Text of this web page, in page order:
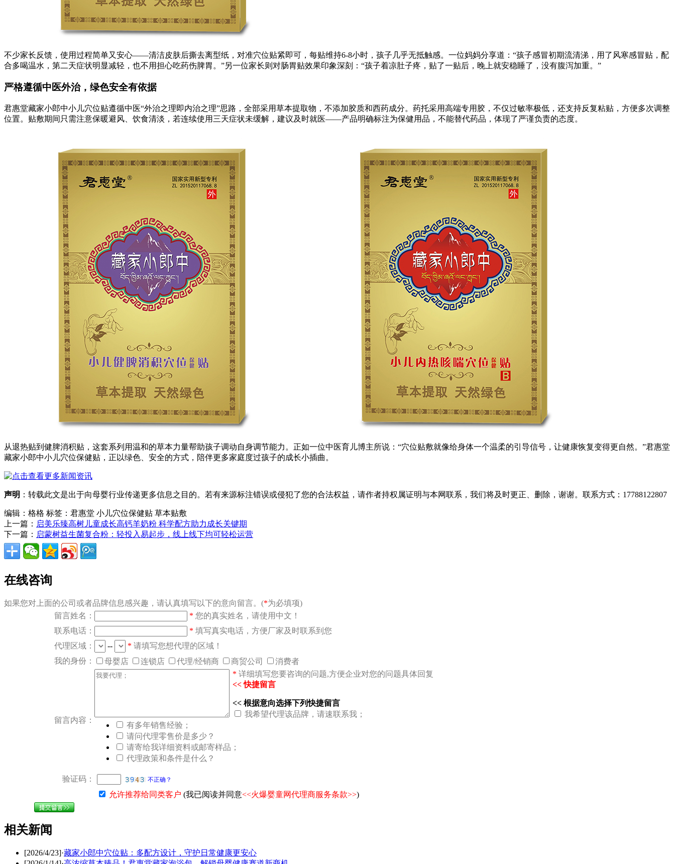
不少家长反馈，使用过程简单又安心——清洁皮肤后撕去离型纸，对准穴位贴紧即可，每贴维持6-8小时，孩子几乎无抵触感。一位妈妈分享道：“孩子感冒初期流清涕，用了风寒感冒贴，配
合多喝温水，第二天症状明显减轻，也不用担心吃药伤脾胃。”另一位家长则对肠胃贴效果印象深刻：“孩子着凉肚子疼，贴了一贴后，晚上就安稳睡了，没有腹泻加重。”
严格遵循中医外治，绿色安全有依据
君惠堂藏家小郎中小儿穴位贴遵循中医“外治之理即内治之理”思路，全部采用草本提取物，不添加胶质和西药成分。药托采用高端专用胶，不仅过敏率极低，还支持反复粘贴，方便多次调整
位置。贴敷期间只需注意保暖避风、饮食清淡，若连续使用三天症状未缓解，建议及时就医——产品明确标注为保健用品，不能替代药品，体现了严谨负责的态度。
从退热贴到健脾消积贴，这套系列用温和的草本力量帮助孩子调动自身调节能力。正如一位中医育儿博主所说：“穴位贴敷就像给身体一个温柔的引导信号，让健康恢复变得更自然。”君惠堂
藏家小郎中小儿穴位保健贴，正以绿色、安全的方式，陪伴更多家庭度过孩子的成长小插曲。
声明 ：转载此文是出于向母婴行业传递更多信息之目的。若有来源标注错误或侵犯了您的合法权益，请作者持权属证明与本网联系，我们将及时更正、删除，谢谢。联系方式：17788122807
编辑：格格 标签：君惠堂 小儿穴位保健贴 草本贴敷
上一篇： 启美乐臻高树儿童成长高钙羊奶粉 科学配方助力成长关键期
下一篇： 启蒙树益生菌复合粉：轻投入易起步，线上线下均可轻松运营
在线咨询
如果您对上面的公司或者品牌信息感兴趣，请认真填写以下的意向留言。(*为必填项)
留言姓名：
* 您的真实姓名，请使用中文！
联系电话：
* 填写真实电话，方便厂家及时联系到您
代理区域：
-- * 请填写您想代理的区域！
我的身份：
母婴店 连锁店 代理/经销商 商贸公司 消费者
留言内容：
* 详细填写您要咨询的问题,方便企业对您的问题具体回复
<< 快捷留言
<< 根据意向选择下列快捷留言
我希望代理该品牌，请速联系我；
有多年销售经验；
请问代理零售价是多少？
请寄给我详细资料或邮寄样品；
代理政策和条件是什么？
验证码： 不正确？
允许推荐给同类客户 (我已阅读并同意<<火爆婴童网代理商服务条款>>)
相关新闻
[2026/4/23]·藏家小郎中穴位贴：多配方设计，守护日常健康更安心